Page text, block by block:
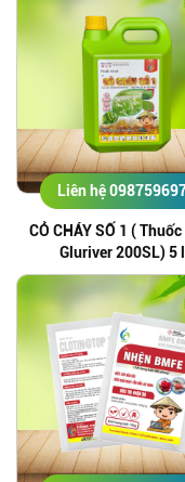
Liên hệ
CỎ CHÁY SỐ 1 (
Gluriver 200SL) 5